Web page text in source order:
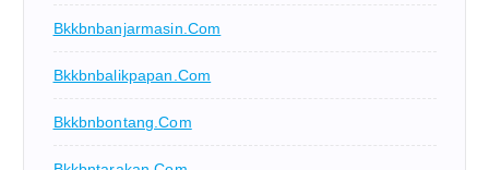
Bkkbnbanjarmasin.com
Bkkbnbalikpapan.com
Bkkbnbontang.com